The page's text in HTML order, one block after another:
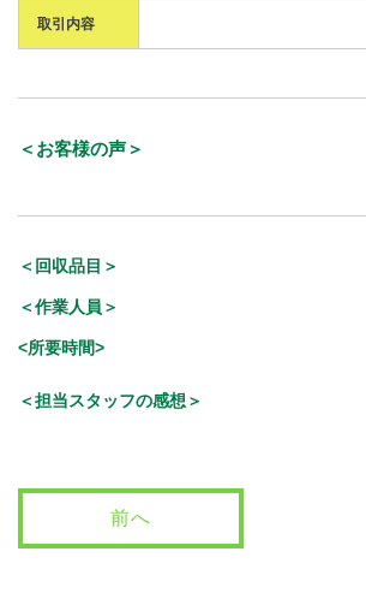
取引内容
＜お客様の声＞
＜回収品目＞
＜作業人員＞
<所要時間>
＜担当スタッフの感想＞
前へ